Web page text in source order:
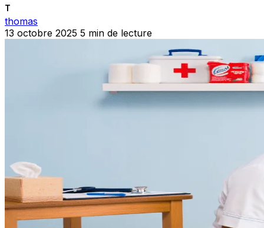
T
thomas
13 octobre 2025 5 min de lecture